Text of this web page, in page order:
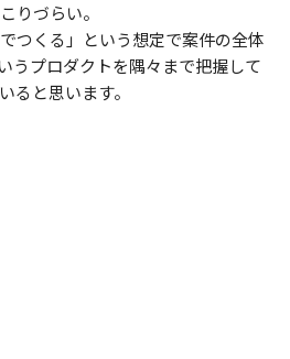
りづらい。
つくる」という想定で案件の全体
うプロダクトを隅々まで把握して
ると思います。